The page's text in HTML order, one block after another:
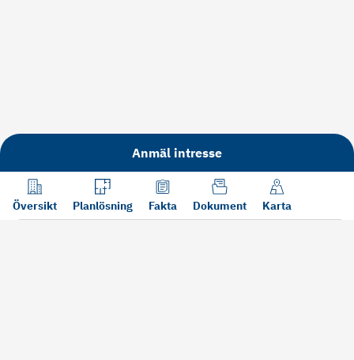
Anmäl intresse
Översikt Planlösning Fakta Dokument Karta